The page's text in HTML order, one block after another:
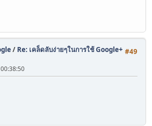
#49
/ Re: เคล็ดลับง่ายๆในการใช้ Google+